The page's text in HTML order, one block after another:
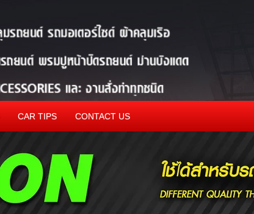
CAR TIPS CONTACT US